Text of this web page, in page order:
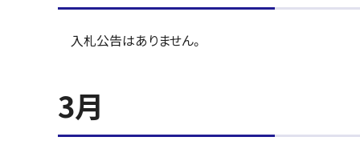
入札公告はありません。
3月